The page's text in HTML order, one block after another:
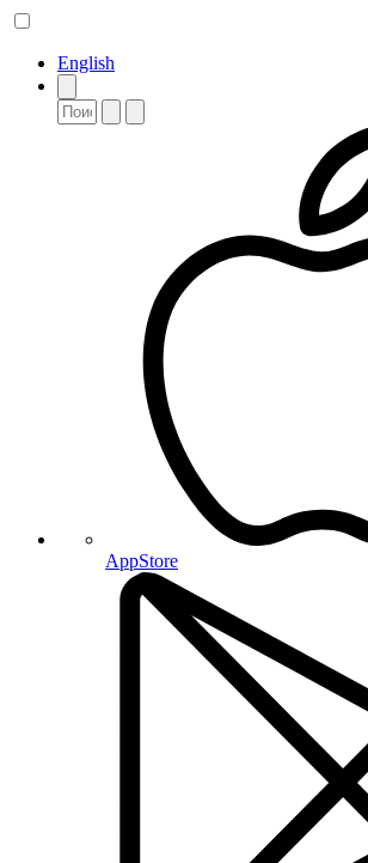
English
AppStore